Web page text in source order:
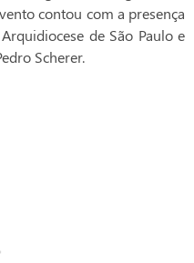
contou com a presença
de São Paulo e
Scherer.